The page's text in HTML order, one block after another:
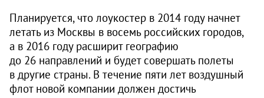
Планируется, что лоукостер в 2014 году начнет
летать из Москвы в восемь российских городов,
а в 2016 году расширит географию
до 26 направлений и будет совершать полеты
в другие страны. В течение пяти лет воздушный
флот новой компании должен достичь